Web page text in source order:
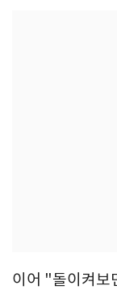
이어 "돌이켜보